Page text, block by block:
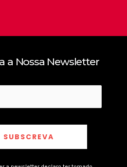
a Nossa Newsletter